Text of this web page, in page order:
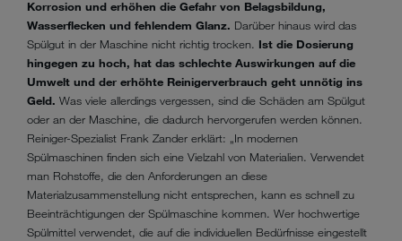
Korrosion und erhöhen die Gefahr von Belagsbildung,
Wasserflecken und fehlendem Glanz. Darüber hinaus wird das
Spülgut in der Maschine nicht richtig trocken. Ist die Dosierung
hingegen zu hoch, hat das schlechte Auswirkungen auf die
Umwelt und der erhöhte Reinigerverbrauch geht unnötig ins
Geld. Was viele allerdings vergessen, sind die Schäden am Spülgut
oder an der Maschine, die dadurch hervorgerufen werden können.
Reiniger-Spezialist Frank Zander erklärt: „In modernen
Spülmaschinen finden sich eine Vielzahl von Materialien. Verwendet
man Rohstoffe, die den Anforderungen an diese
Materialzusammenstellung nicht entsprechen, kann es schnell zu
Beeinträchtigungen der Spülmaschine kommen. Wer hochwertige
Spülmittel verwendet, die auf die individuellen Bedürfnisse eingestellt